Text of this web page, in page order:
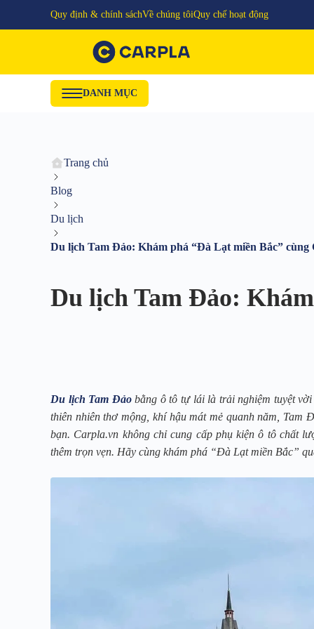
Quy định & chính sáchVề chúng tôiQuy chế hoạt động
DANH MỤC
Trang chủ
Blog
Du lịch
Du lịch Tam Đảo: Khám phá “Đà Lạt miền Bắc” cùng
Du lịch Tam Đảo:
Du lịch Tam Đảobằng ô tô tự lái là trải nghiệm tuyệt vời
thiên nhiên thơ mộng, khí hậu mát mẻ quanh năm,
bạn. Carpla.vn không chỉ cung cấp phụ kiện ô tô chất
thêm trọn vẹn. Hãy cùng khám phá “Đà Lạt miền Bắc”